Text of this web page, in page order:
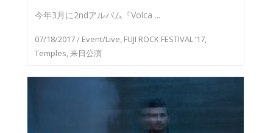
今年3月に2ndアルバム『Volca ...
07/18/2017/ Event/Live, FUJI ROCK FESTIVAL ’17,
Temples,来日公演